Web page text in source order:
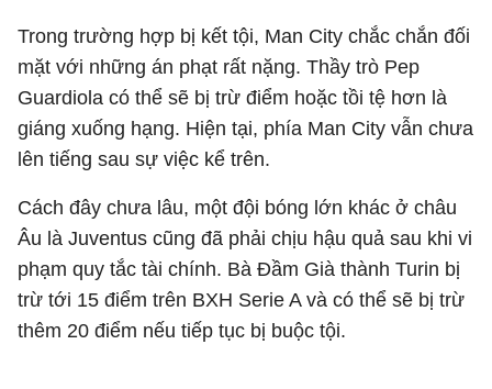
Trong trường hợp bị kết tội, Man City chắc chắn đối
mặt với những án phạt rất nặng. Thầy trò Pep
Guardiola có thể sẽ bị trừ điểm hoặc tồi tệ hơn là
giáng xuống hạng. Hiện tại, phía Man City vẫn chưa
lên tiếng sau sự việc kể trên.
Cách đây chưa lâu, một đội bóng lớn khác ở châu
Âu là Juventus cũng đã phải chịu hậu quả sau khi vi
phạm quy tắc tài chính. Bà Đầm Già thành Turin bị
trừ tới 15 điểm trên BXH Serie A và có thể sẽ bị trừ
thêm 20 điểm nếu tiếp tục bị buộc tội.